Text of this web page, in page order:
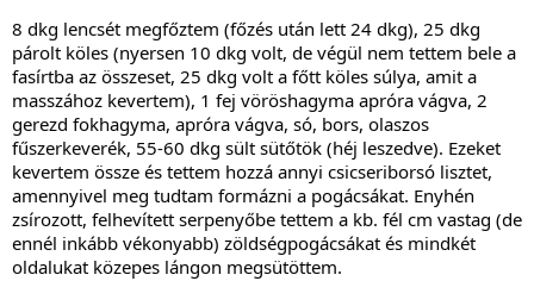
8 dkg lencsét megfőztem (főzés után lett 24 dkg), 25 dkg
párolt köles (nyersen 10 dkg volt, de végül nem tettem bele a
fasírtba az összeset, 25 dkg volt a főtt köles súlya, amit a
masszához kevertem), 1 fej vöröshagyma apróra vágva, 2
gerezd fokhagyma, apróra vágva, só, bors, olaszos
fűszerkeverék, 55-60 dkg sült sütőtök (héj leszedve). Ezeket
kevertem össze és tettem hozzá annyi csicseriborsó lisztet,
amennyivel meg tudtam formázni a pogácsákat. Enyhén
zsírozott, felhevített serpenyőbe tettem a kb. fél cm vastag (de
ennél inkább vékonyabb) zöldségpogácsákat és mindkét
oldalukat közepes lángon megsütöttem.